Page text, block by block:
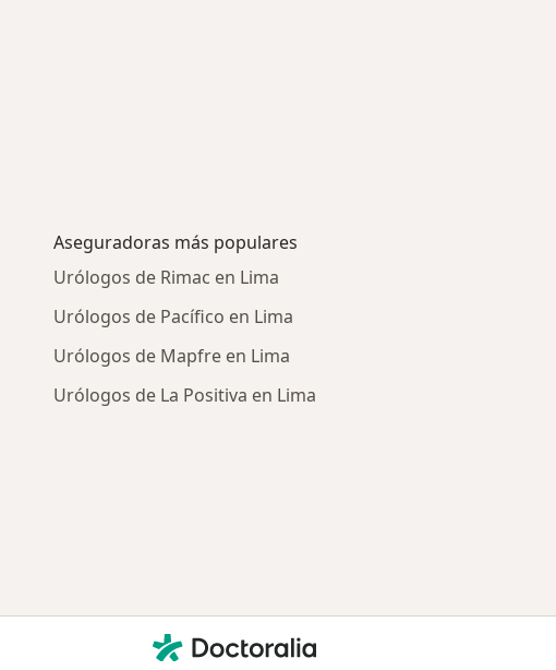
Aseguradoras más populares
Urólogos de Rimac en Lima
Urólogos de Pacífico en Lima
Urólogos de Mapfre en Lima
Urólogos de La Positiva en Lima
Contacto
Doctoralia - Página de inicio